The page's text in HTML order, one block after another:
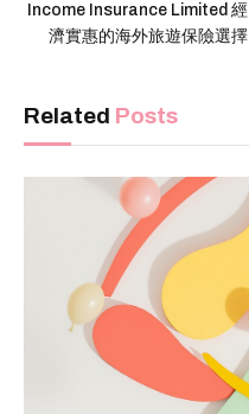
Income Insurance Limited 經
濟實惠的海外旅遊保險選擇
Related Posts